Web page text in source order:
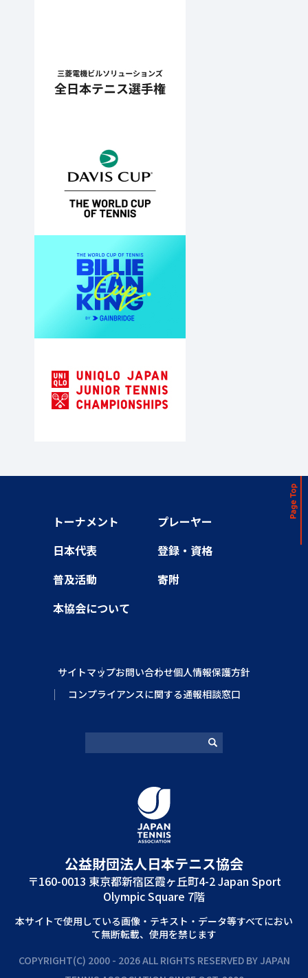
トーナメント
プレーヤー
日本代表
登録・資格
普及活動
寄附
本協会について
サイトマップお問い合わせ個人情報保護方針
コンプライアンスに関する通報相談窓口
公益財団法⼈⽇本テニス協会
〒160-0013 東京都新宿区霞ヶ丘町4-2 Japan Sport
Olympic Square 7階
本サイトで使⽤している画像‧テキスト‧データ等すべてにおい
て無断転載、使⽤を禁じます
COPYRIGHT(C) 2000 - 2026 ALL RIGHTS RESERVED BY JAPAN